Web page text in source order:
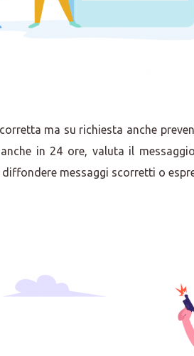
ma su richiesta anche
in 24 ore, valuta il
messaggi scorretti o